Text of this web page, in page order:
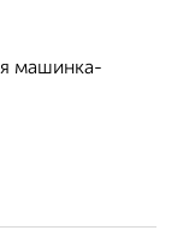
машинка-